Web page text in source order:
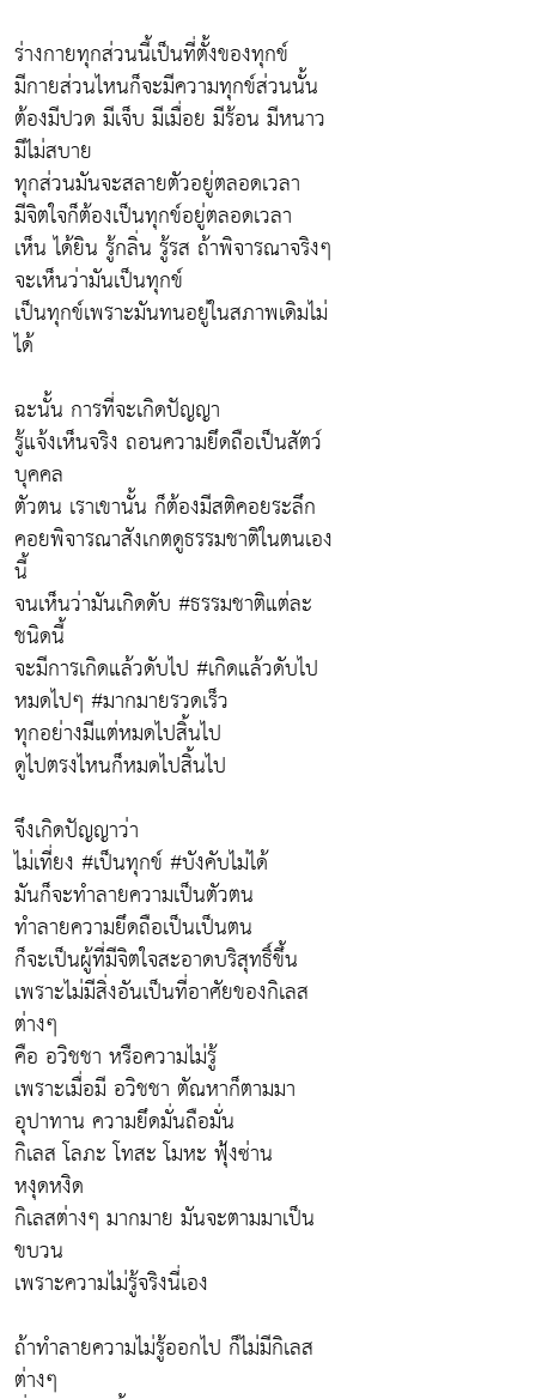
ร่างกายทุกส่วนนี้เป็นที่ตั้งของทุกข์
มีกายส่วนไหนก็จะมีความทุกข์ส่วนนั้น
ต้องมีปวด มีเจ็บ มีเมื่อย มีร้อน มีหนาว
มีไม่สบาย
ทุกส่วนมันจะสลายตัวอยู่ตลอดเวลา
มีจิตใจก็ต้องเป็นทุกข์อยู่ตลอดเวลา
เห็น ได้ยิน รู้กลิ่น รู้รส ถ้าพิจารณาจริงๆ
จะเห็นว่ามันเป็นทุกข์
เป็นทุกข์เพราะมันทนอยู่ในสภาพเดิมไม่
ได้
ฉะนั้น การที่จะเกิดปัญญา
รู้แจ้งเห็นจริง ถอนความยึดถือเป็นสัตว์
บุคคล
ตัวตน เราเขานั้น ก็ต้องมีสติคอยระลึก
คอยพิจารณาสังเกตดูธรรมชาติในตนเอง
นี้
จนเห็นว่ามันเกิดดับ #ธรรมชาติแต่ละ
ชนิดนี้
จะมีการเกิดแล้วดับไป #เกิดแล้วดับไป
หมดไปๆ #มากมายรวดเร็ว
ทุกอย่างมีแต่หมดไปสิ้นไป
ดูไปตรงไหนก็หมดไปสิ้นไป
จึงเกิดปัญญาว่า
ไม่เที่ยง #เป็นทุกข์ #บังคับไม่ได้
มันก็จะทำลายความเป็นตัวตน
ทำลายความยึดถือเป็นเป็นตน
ก็จะเป็นผู้ที่มีจิตใจสะอาดบริสุทธิ์ขึ้น
เพราะไม่มีสิ่งอันเป็นที่อาศัยของกิเลส
ต่างๆ
คือ อวิชชา หรือความไม่รู้
เพราะเมื่อมี อวิชชา ตัณหาก็ตามมา
อุปาทาน ความยึดมั่นถือมั่น
กิเลส โลภะ โทสะ โมหะ ฟุ้งซ่าน
หงุดหงิด
กิเลสต่างๆ มากมาย มันจะตามมาเป็น
ขบวน
เพราะความไม่รู้จริงนี่เอง
ถ้าทำลายความไม่รู้ออกไป ก็ไม่มีกิเลส
ต่างๆ